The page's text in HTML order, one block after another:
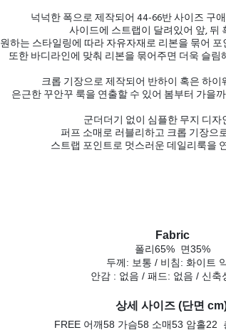
넉넉한 폭으로 제작되어 44-66반 사이즈 구
사이드에 스트랩이 달려있어 앞, 뒤
원하는 스타일링에 따라 자유자재로 리본을 묶어
또한 바디라인에 맞춰 리본을 묶어주면 더욱 슬림
크롭 기장으로 제작되어 반하이 혹은 하이
은근한 꾸안꾸 룩을 연출할 수 있어 봄부터 가을
군더더기 없이 심플한 무지 디자
퍼프 소매로 러블리하고 크롭 기장으
스트랩 포인트로 멋스러운 데일리룩을
Fabric
폴리65% 면35%
두께: 보통 / 비침: 화이트
안감 : 없음 / 패드: 없음 / 신축
상세 사이즈 (단면
FREE 어깨58 가슴58 소매53 암홀22